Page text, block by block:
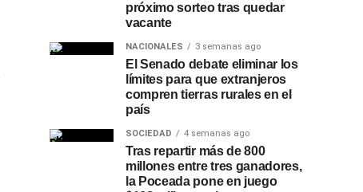
próximo sorteo tras quedar
vacante
NACIONALES 3 semanas ago
El Senado debate eliminar los
límites para que extranjeros
compren tierras rurales en el
país
SOCIEDAD 4 semanas ago
Tras repartir más de 800
millones entre tres ganadores,
la Poceada pone en juego